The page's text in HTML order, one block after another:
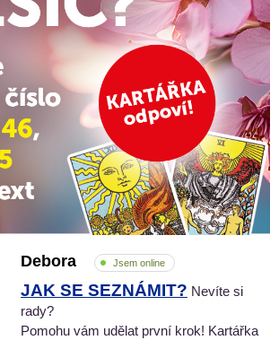
Debora Jsem online
JAK SE SEZNÁMIT? Nevíte si
rady?
Pomohu vám udělat první krok! Kartářka